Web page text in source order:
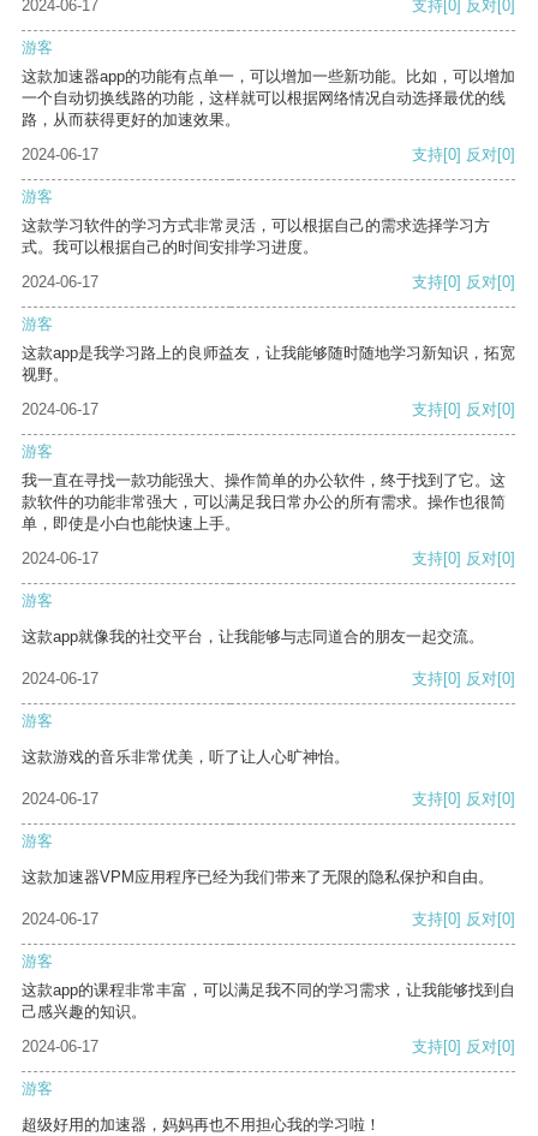
2024-06-17 支持 [0] 反对 [0]
游客
这款加速器app的功能有点单一，可以增加一些新功能。比如，可以增加
一个自动切换线路的功能，这样就可以根据网络情况自动选择最优的线
路，从而获得更好的加速效果。
2024-06-17
支持[0] 反对[0]
游客
这款学习软件的学习方式非常灵活，可以根据自己的需求选择学习方
式。我可以根据自己的时间安排学习进度。
2024-06-17
支持[0] 反对[0]
游客
这款app是我学习路上的良师益友，让我能够随时随地学习新知识，拓宽
视野。
2024-06-17
支持[0] 反对[0]
游客
我一直在寻找一款功能强大、操作简单的办公软件，终于找到了它。这
款软件的功能非常强大，可以满足我日常办公的所有需求。操作也很简
单，即使是小白也能快速上手。
2024-06-17
支持[0] 反对[0]
游客
这款app就像我的社交平台，让我能够与志同道合的朋友一起交流。
2024-06-17 支持[0] 反对[0]
游客
这款游戏的音乐非常优美，听了让人心旷神怡。
2024-06-17 支持[0] 反对[0]
游客
这款加速器VPM应用程序已经为我们带来了无限的隐私保护和自由。
2024-06-17 支持[0] 反对[0]
游客
这款app的课程非常丰富，可以满足我不同的学习需求，让我能够找到自
己感兴趣的知识。
2024-06-17
支持[0] 反对[0]
游客
超级好用的加速器，妈妈再也不用担心我的学习啦！